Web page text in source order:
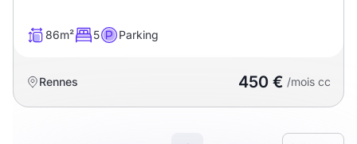
86m² 5 Parking
Rennes 450 € /mois cc